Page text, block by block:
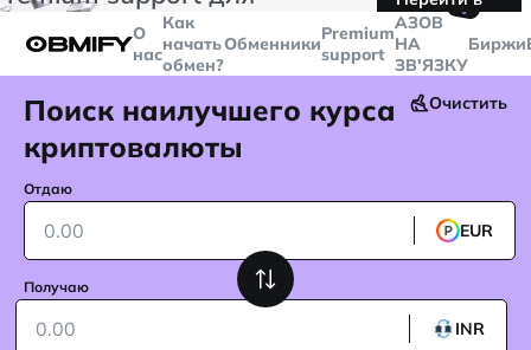
больше
$5000
Telegram
О
нас
Как
начать
обмен?
ОбменникиPremium
support
🤙
AЗОВ
НА
ЗВ'ЯЗКУ
Биржи
Поиск наилучшего курса
криптовалюты
Очистить
Отдаю
EUR
Получаю
INR